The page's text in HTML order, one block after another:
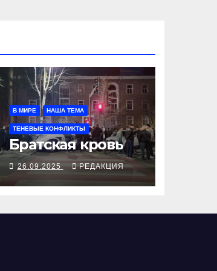
В МИРЕ НАША ТЕМА
ТЕНЕВЫЕ КОНФЛИКТЫ
Братская кровь
26.09.2025 РЕДАКЦИЯ